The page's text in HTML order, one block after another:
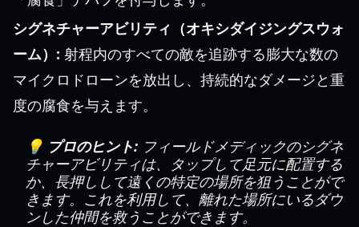
シグネチャーアビリティ（オキシダイジングスウォ
ーム）: 射程内のすべての敵を追跡する膨大な数の
マイクロドローンを放出し、持続的なダメージと重
度の腐食を与えます。
💡 プロのヒント: フィールドメディックのシグネ
チャーアビリティは、タップして足元に配置する
か、長押しして遠くの特定の場所を狙うことがで
きます。これを利用して、離れた場所にいるダウ
ンした仲間を救うことができます。